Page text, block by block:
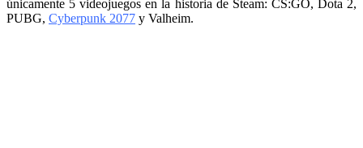
únicamente 5 videojuegos en la historia de Steam: CS:GO, Dota 2,
PUBG, Cyberpunk 2077 y Valheim.